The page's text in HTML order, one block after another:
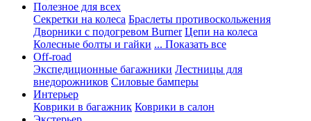
Полезное для всех
Секретки на колеса Браслеты противоскольжения
Дворники с подогревом Burner Цепи на колеса
Колесные болты и гайки ... Показать все
Off-road
Экспедиционные багажники Лестницы для
внедорожников Силовые бамперы
Интерьер
Коврики в багажник Коврики в салон